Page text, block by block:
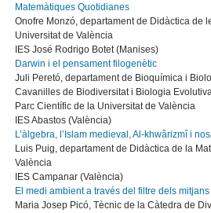
Matemàtiques Quotidianes
Onofre Monzó, departament de Didàctica de
Universitat de València
IES José Rodrigo Botet (Manises)
Darwin i el pensament filogenètic
Juli Peretó, departament de Bioquímica i
Cavanilles de Biodiversitat i Biologia
Parc Científic de la Universitat de València
IES Abastos (València)
L’àlgebra, l’Islam medieval, Al-khwârizmî i
Luis Puig, departament de Didàctica de la
València
IES Campanar (València)
El medi ambient a través del filtre dels mitjans
Maria Josep Picó, Tècnic de la Càtedra de